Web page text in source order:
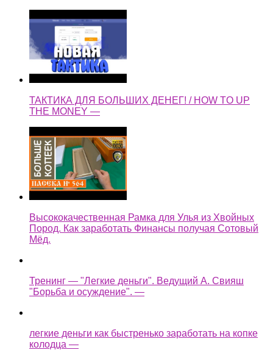
ТАКТИКА ДЛЯ БОЛЬШИХ ДЕНЕГ! / HOW TO UP
THE MONEY —
Высококачественная Рамка для Улья из Хвойных
Пород. Как заработать Финансы получая Сотовый
Мёд.
Тренинг — "Легкие деньги". Ведущий А. Свияш
"Борьба и осуждение". —
легкие деньги как быстренько заработать на копке
колодца —